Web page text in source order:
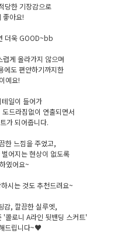
당한 기장감으로
좋아요!
더욱 GOOD~bb
게 올라가지 않으며
에도 편안하기까지한
예요!
일이 들어가
드라짐없이 연출되면서
가 되어줍니다.
한 느낌을 주었고,
어지는 현상이 없도록
였어요~
시는 것도 추천드려요~
감, 깔끔한 실루엣,
'콜로니 A라인 뒷밴딩 스커트'
드립니다~♥